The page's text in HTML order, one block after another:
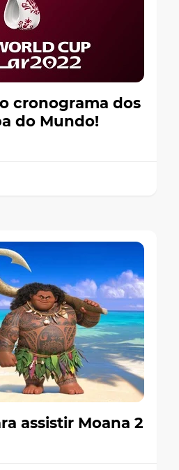
cronograma dos
do Mundo!
assistir Moana 2